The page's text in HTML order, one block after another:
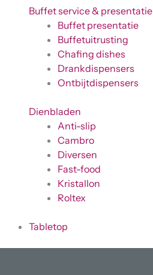
Buffet service & presentatie
Buffet presentatie
Buffetuitrusting
Chafing dishes
Drankdispensers
Ontbijtdispensers
Dienbladen
Anti-slip
Cambro
Diversen
Fast-food
Kristallon
Roltex
Tabletop